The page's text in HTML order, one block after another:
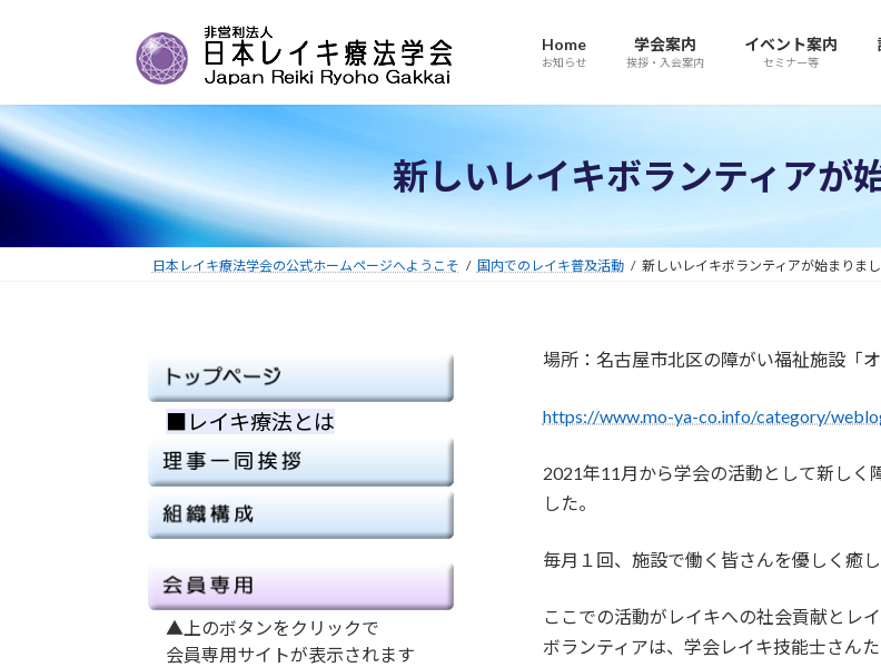
ツ
へ
ス
プ
シ
ョ
ン
動
Home
お知らせ
学会案内
挨拶・入会案内
イベント案内
セミナー等
新しいレイキボランティアが
日本レイキ療法学会の公式ホームページへようこそ 国内でのレイキ普及活動 新しいレイキボランティアが始まりまし
場所：名古屋市北区の障がい福祉施設「
https://www.mo-ya-co.info/category/
2021年11月から学会の活動として新しく
した。
毎月１回、施設で働く皆さんを優しく癒し
ここでの活動がレイキへの社会貢献とレ
ボランティアは、学会レイキ技能士さんた
■レイキ療法とは
▲上のボタンをクリックで
会員専用サイトが表示されます